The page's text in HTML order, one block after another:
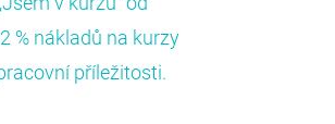
% nákladů na kurzy
příležitosti.